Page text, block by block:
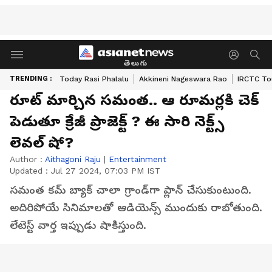
తెలుగు
TRENDING : Today Rasi Phalalu Akkineni Nageswara Rao IRCTC
రూట్‌ మార్చిన సమంత.. ఆ రూమర్లకి చెక్‌
పెడుతూ క్రేజీ ప్రాజెక్ట్ ? ఈ సారి నెక్ట్స్
లెవల్ షో?
Author : Aithagoni Raju | Entertainment
Updated : Jul 27 2024, 07:03 PM IST
సమంత కమ్‌ బ్యాక్‌ చాలా గ్రాండ్‌గా ప్లాన్‌ చేసుకుంటుంది.
అదిరిపోయే సినిమాలతో ఆడియెన్స్ ముందుకు రాబోతుంది.
లేటెస్ట్ వార్త ఇప్పుడు షాకిస్తుంది.